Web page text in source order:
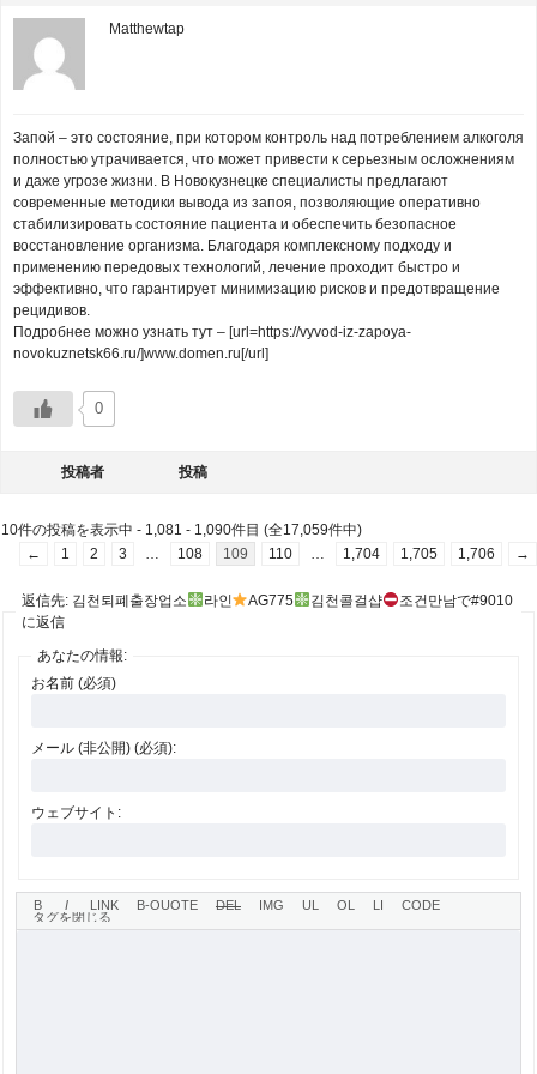
Matthewtap
Запой – это состояние, при котором контроль над потреблением алкоголя
полностью утрачивается, что может привести к серьезным осложнениям
и даже угрозе жизни. В Новокузнецке специалисты предлагают
современные методики вывода из запоя, позволяющие оперативно
стабилизировать состояние пациента и обеспечить безопасное
восстановление организма. Благодаря комплексному подходу и
применению передовых технологий, лечение проходит быстро и
эффективно, что гарантирует минимизацию рисков и предотвращение
рецидивов.
Подробнее можно узнать тут – [url=https://vyvod-iz-zapoya-
novokuznetsk66.ru/]www.domen.ru[/url]
0
投稿者 投稿
10件の投稿を表示中 - 1,081 - 1,090件目 (全17,059件中)
←
1 2 3 … 108 109 110 … 1,704 1,705 1,706 →
返信先: 김천퇴폐출장업소 라인 AG775 김천콜걸샵
조건만남で#9010
に返信
あなたの情報:
お名前 (必須)
メール (非公開) (必須):
ウェブサイト: